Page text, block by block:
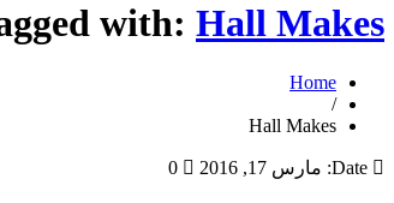
with: Hall Makes
Home
/
Hall Makes
Date: مارس 17, 2016 0